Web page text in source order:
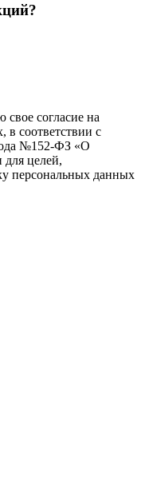
согласие на
в соответствии с
№152-ФЗ «О
целей,
персональных данных